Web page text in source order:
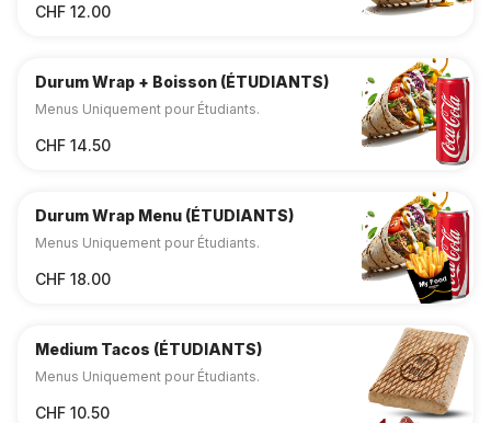
CHF 12.00
Durum Wrap + Boisson (ÉTUDIANTS)
Menus Uniquement pour Étudiants.
CHF 14.50
Durum Wrap Menu (ÉTUDIANTS)
Menus Uniquement pour Étudiants.
CHF 18.00
Medium Tacos (ÉTUDIANTS)
Menus Uniquement pour Étudiants.
CHF 10.50